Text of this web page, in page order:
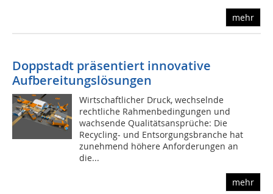
mehr
Doppstadt präsentiert innovative
Aufbereitungslösungen
Wirtschaftlicher Druck, wechselnde
rechtliche Rahmenbedingungen und
wachsende Qualitätsansprüche: Die
Recycling- und Entsorgungsbranche hat
zunehmend höhere Anforderungen an
die...
mehr